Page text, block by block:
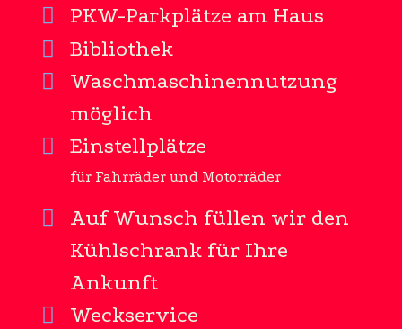
PKW-Parkplätze am Haus
Bibliothek
Waschmaschinennutzung
möglich
Einstellplätze
für Fahrräder und Motorräder
Auf Wunsch füllen wir den
Kühlschrank für Ihre
Ankunft
Weckservice